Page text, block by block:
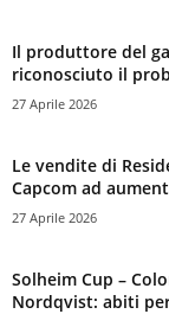
Il produttore del
riconosciuto il
27 Aprile 2026
Le vendite di
Capcom ad
27 Aprile 2026
Solheim Cup –
Nordqvist: abiti